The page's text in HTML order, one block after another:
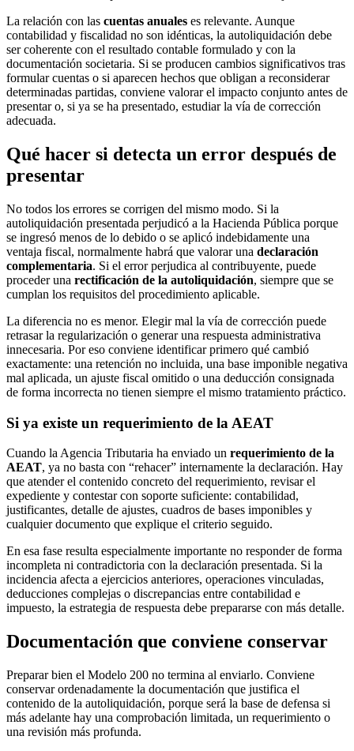
La relación con las cuentas anuales es relevante. Aunque
contabilidad y fiscalidad no son idénticas, la autoliquidación debe
ser coherente con el resultado contable formulado y con la
documentación societaria. Si se producen cambios significativos tras
formular cuentas o si aparecen hechos que obligan a reconsiderar
determinadas partidas, conviene valorar el impacto conjunto antes de
presentar o, si ya se ha presentado, estudiar la vía de corrección
adecuada.
Qué hacer si detecta un error después de
presentar
No todos los errores se corrigen del mismo modo. Si la
autoliquidación presentada perjudicó a la Hacienda Pública porque
se ingresó menos de lo debido o se aplicó indebidamente una
ventaja fiscal, normalmente habrá que valorar una declaración
complementaria. Si el error perjudica al contribuyente, puede
proceder una rectificación de la autoliquidación, siempre que se
cumplan los requisitos del procedimiento aplicable.
La diferencia no es menor. Elegir mal la vía de corrección puede
retrasar la regularización o generar una respuesta administrativa
innecesaria. Por eso conviene identificar primero qué cambió
exactamente: una retención no incluida, una base imponible negativa
mal aplicada, un ajuste fiscal omitido o una deducción consignada
de forma incorrecta no tienen siempre el mismo tratamiento práctico.
Si ya existe un requerimiento de la AEAT
Cuando la Agencia Tributaria ha enviado un requerimiento de la
AEAT, ya no basta con “rehacer” internamente la declaración. Hay
que atender el contenido concreto del requerimiento, revisar el
expediente y contestar con soporte suficiente: contabilidad,
justificantes, detalle de ajustes, cuadros de bases imponibles y
cualquier documento que explique el criterio seguido.
En esa fase resulta especialmente importante no responder de forma
incompleta ni contradictoria con la declaración presentada. Si la
incidencia afecta a ejercicios anteriores, operaciones vinculadas,
deducciones complejas o discrepancias entre contabilidad e
impuesto, la estrategia de respuesta debe prepararse con más detalle.
Documentación que conviene conservar
Preparar bien el Modelo 200 no termina al enviarlo. Conviene
conservar ordenadamente la documentación que justifica el
contenido de la autoliquidación, porque será la base de defensa si
más adelante hay una comprobación limitada, un requerimiento o
una revisión más profunda.